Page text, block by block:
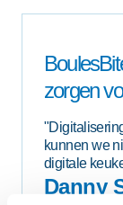
zorgen
kunnen we
digitale
efficiënt te
Danny